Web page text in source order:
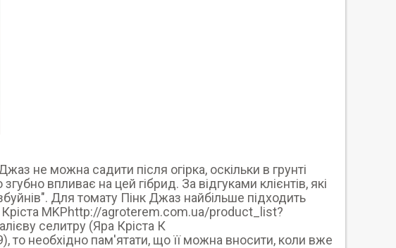
не можна садити після огірка, оскільки в грунті
впливає на цей гібрид. За відгуками клієнтів, які
Для томату Пінк Джаз найбільше підходить
MKPhttp://agroterem.com.ua/product_list?
селитру (Яра Кріста К
необхідно пам'ятати, що її можна вносити, коли вже